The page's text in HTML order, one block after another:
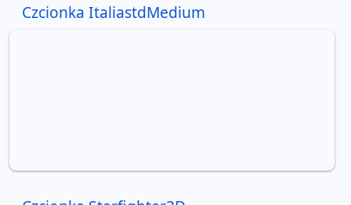
Czcionka ItaliastdMedium